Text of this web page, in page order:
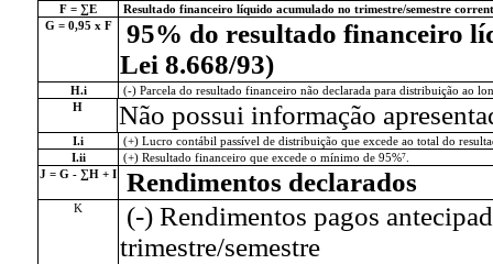
F = ∑E
Resultado financeiro líquido acumulado no trimestre/semestre
G = 0,95 x F
95% do resultado financeiro
Lei 8.668/93)
H.i
(-) Parcela do resultado financeiro não declarada para distribuição ao
H
Não possui informação
I.i
(+) Lucro contábil passível de distribuição que excede ao total do
I.ii
(+) Resultado financeiro que excede o mínimo de 95%⁷.
J = G - ∑H + I
Rendimentos declarados
K
(-) Rendimentos pagos
trimestre/semestre